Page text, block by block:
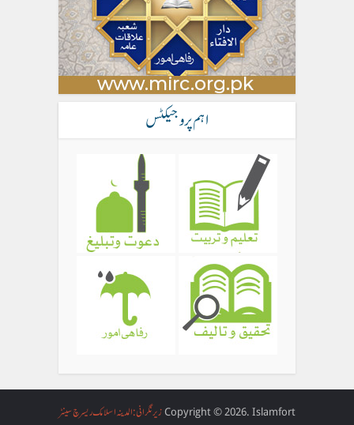
اہم پروجیکٹس
Copyright © 2026. Islamfort زیر نگرانی: المدینہ اسلامک ریسرچ سینٹر